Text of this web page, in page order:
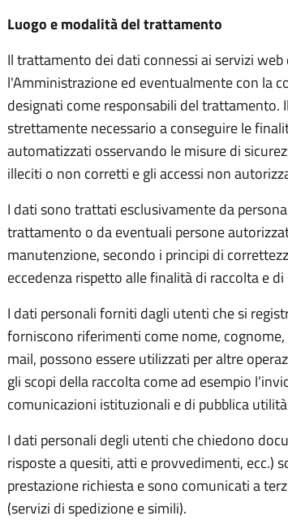
Luogo e modalità del trattamento
Il trattamento dei dati connessi ai servizi
l'Amministrazione ed eventualmente con la
designati come responsabili del
strettamente necessario a conseguire le
automatizzati osservando le misure di
illeciti o non corretti e gli accessi non
I dati sono trattati esclusivamente da
trattamento o da eventuali persone
manutenzione, secondo i principi di
eccedenza rispetto alle finalità di raccolta e
I dati personali forniti dagli utenti che si
forniscono riferimenti come nome,
mail, possono essere utilizzati per altre
gli scopi della raccolta come ad esempio
comunicazioni istituzionali e di pubblica
I dati personali degli utenti che chiedono
risposte a quesiti, atti e provvedimenti, ecc.)
prestazione richiesta e sono comunicati a
(servizi di spedizione e simili).